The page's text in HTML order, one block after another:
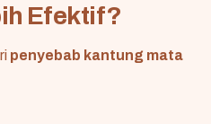
Efektif?
penyebab kantung mata